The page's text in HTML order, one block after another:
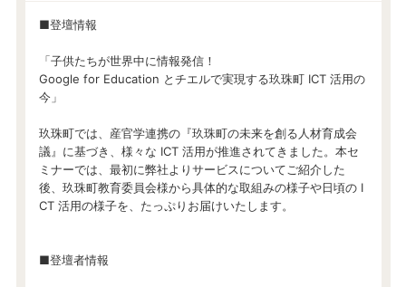
■登壇情報
「子供たちが世界中に情報発信！
Google for Education とチエルで実現する玖珠町 ICT 活用の
今」
玖珠町では、産官学連携の『玖珠町の未来を創る人材育成会
議』に基づき、様々な ICT 活用が推進されてきました。本セ
ミナーでは、最初に弊社よりサービスについてご紹介した
後、玖珠町教育委員会様から具体的な取組みの様子や日頃の I
CT 活用の様子を、たっぷりお届けいたします。
■登壇者情報